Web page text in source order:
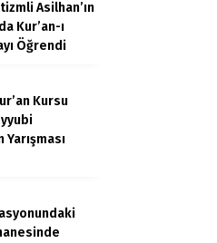
Asilhan’ın
Kur’an-ı
Öğrendi
Kursu